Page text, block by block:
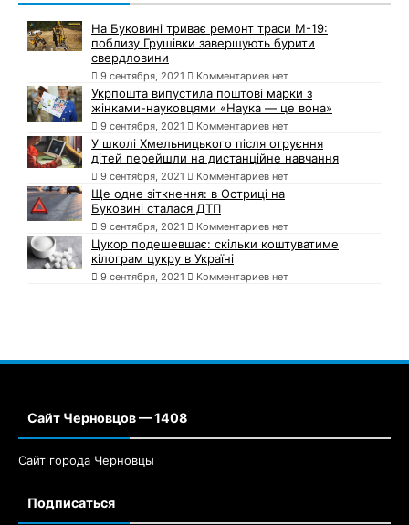
На Буковині триває ремонт траси М-19:
поблизу Грушівки завершують бурити
свердловини
9 сентября, 2021 Комментариев нет
Укрпошта випустила поштові марки з
жінками-науковцями «Наука — це вона»
9 сентября, 2021 Комментариев нет
У школі Хмельницького після отруєння
дітей перейшли на дистанційне навчання
9 сентября, 2021 Комментариев нет
Ще одне зіткнення: в Остриці на
Буковині сталася ДТП
9 сентября, 2021 Комментариев нет
Цукор подешевшає: скільки коштуватиме
кілограм цукру в Україні
9 сентября, 2021 Комментариев нет
Сайт Черновцов — 1408
Сайт города Черновцы
Подписаться